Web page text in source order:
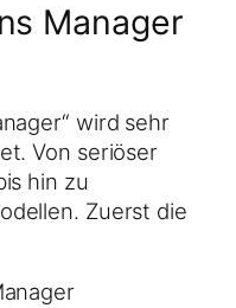
Manager
wird sehr
Von seriöser
hin zu
Zuerst die